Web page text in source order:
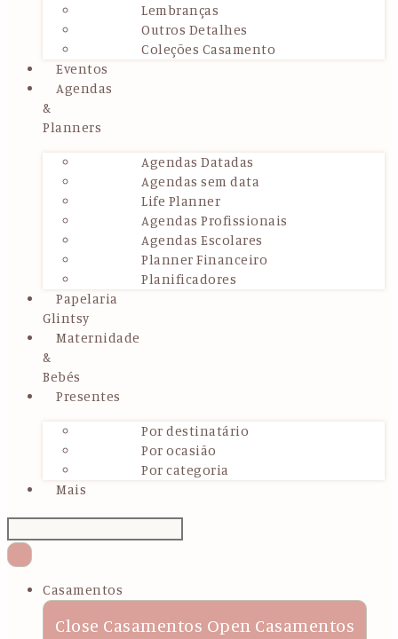
Lembranças
Outros Detalhes
Coleções Casamento
Eventos
Agendas
&
Planners
Agendas Datadas
Agendas sem data
Life Planner
Agendas Profissionais
Agendas Escolares
Planner Financeiro
Planificadores
Papelaria
Glintsy
Maternidade
&
Bebés
Presentes
Por destinatário
Por ocasião
Por categoria
Mais
Casamentos
Close Casamentos Open Casamentos